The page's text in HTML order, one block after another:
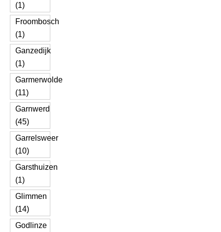
(1)
Froombosch
(1)
Ganzedijk
(1)
Garmerwolde
(11)
Garnwerd
(45)
Garrelsweer
(10)
Garsthuizen
(1)
Glimmen
(14)
Godlinze